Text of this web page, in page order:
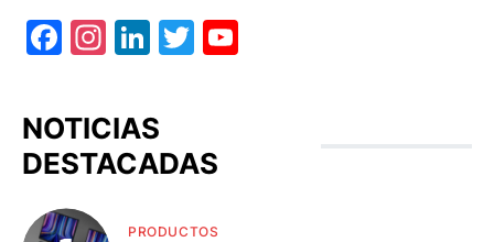
Facebook
Instagram
LinkedIn
Twitter
NOTICIAS
DESTACADAS
PRODUCTOS